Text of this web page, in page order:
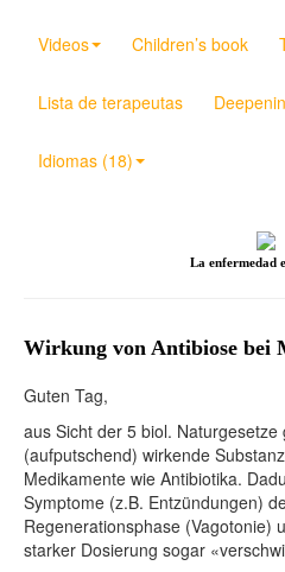
Videos Children’s book
Lista de terapeutas
Idiomas (18)
La enfermedad
Wirkung von Antibiose bei
Guten Tag,
aus Sicht der 5 biol.
(aufputschend) wirkende
Medikamente wie Antibiotika.
Symptome (z.B. Entzündungen)
Regenerationsphase (Vagotonie)
starker Dosierung sogar